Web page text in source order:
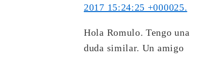
2017 15:24:25 +000025.
Hola Romulo. Tengo una
duda similar. Un amigo